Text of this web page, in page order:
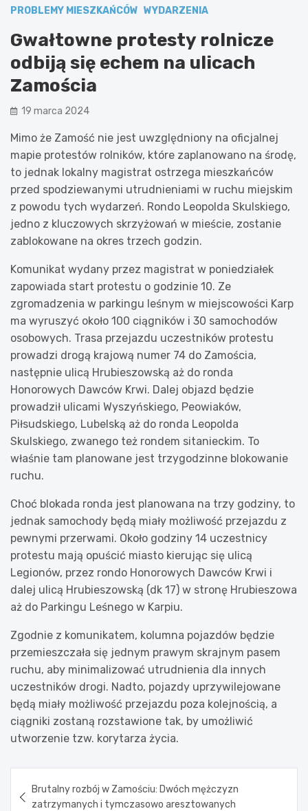
PROBLEMY MIESZKAŃCÓW WYDARZENIA
Gwałtowne protesty rolnicze
odbiją się echem na ulicach
Zamościa
19 marca 2024
Mimo że Zamość nie jest uwzględniony na oficjalnej
mapie protestów rolników, które zaplanowano na środę,
to jednak lokalny magistrat ostrzega mieszkańców
przed spodziewanymi utrudnieniami w ruchu miejskim
z powodu tych wydarzeń. Rondo Leopolda Skulskiego,
jedno z kluczowych skrzyżowań w mieście, zostanie
zablokowane na okres trzech godzin.
Komunikat wydany przez magistrat w poniedziałek
zapowiada start protestu o godzinie 10. Ze
zgromadzenia w parkingu leśnym w miejscowości Karp
ma wyruszyć około 100 ciągników i 30 samochodów
osobowych. Trasa przejazdu uczestników protestu
prowadzi drogą krajową numer 74 do Zamościa,
następnie ulicą Hrubieszowską aż do ronda
Honorowych Dawców Krwi. Dalej objazd będzie
prowadził ulicami Wyszyńskiego, Peowiaków,
Piłsudskiego, Lubelską aż do ronda Leopolda
Skulskiego, zwanego też rondem sitanieckim. To
właśnie tam planowane jest trzygodzinne blokowanie
ruchu.
Choć blokada ronda jest planowana na trzy godziny, to
jednak samochody będą miały możliwość przejazdu z
pewnymi przerwami. Około godziny 14 uczestnicy
protestu mają opuścić miasto kierując się ulicą
Legionów, przez rondo Honorowych Dawców Krwi i
dalej ulicą Hrubieszowską (dk 17) w stronę Hrubieszowa
aż do Parkingu Leśnego w Karpiu.
Zgodnie z komunikatem, kolumna pojazdów będzie
przemieszczała się jednym prawym skrajnym pasem
ruchu, aby minimalizować utrudnienia dla innych
uczestników drogi. Nadto, pojazdy uprzywilejowane
będą miały możliwość przejazdu poza kolejnością, a
ciągniki zostaną rozstawione tak, by umożliwić
utworzenie tzw. korytarza życia.
wpisu
Brutalny rozbój w Zamościu: Dwóch mężczyzn
zatrzymanych i tymczasowo aresztowanych